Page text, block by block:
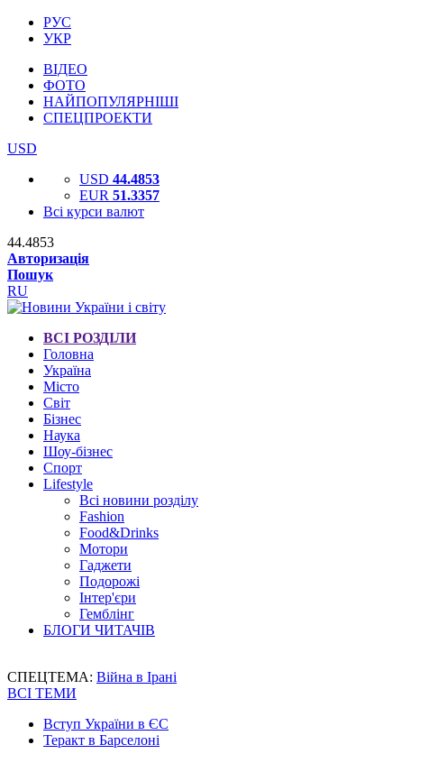
РУС
УКР
ВІДЕО
ФОТО
НАЙПОПУЛЯРНІШІ
СПЕЦПРОЕКТИ
USD
USD 44.4853
EUR 51.3357
Всі курси валют
44.4853
Авторизація
Пошук
RU
ВСІ РОЗДІЛИ
Головна
Україна
Місто
Світ
Бізнес
Наука
Шоу-бізнес
Спорт
Lifestyle
Всі новини розділу
Fashion
Food&Drinks
Мотори
Гаджети
Подорожі
Інтер'єри
Гемблінг
БЛОГИ ЧИТАЧІВ
СПЕЦТЕМА: Війна в Ірані
ВСІ ТЕМИ
Вступ України в ЄС
Теракт в Барселоні